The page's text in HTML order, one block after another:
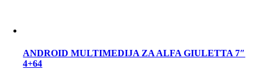
ANDROID MULTIMEDIJA ZA ALFA GIULETTA 7″
4+64